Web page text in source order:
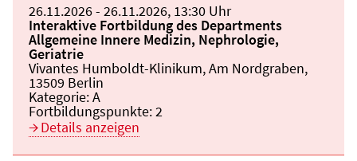
Beginn:
26.11.2026Ende und Anfangszeit:
- 26.11.2026, 13:30 Uhr
Veranstaltungstitel:
Interaktive Fortbildung des Departments
Allgemeine Innere Medizin, Nephrologie,
Geriatrie
Veranstaltungsort:
Vivantes Humboldt-Klinikum, Am Nordgraben,
13509 Berlin
Kategorie:A
Fortbildungspunkte:2
Details anzeigen